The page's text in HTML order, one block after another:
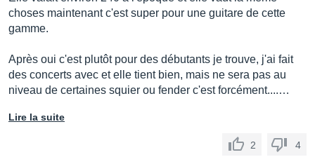
choses maintenant c'est super pour une guitare de cette
gamme.
Après oui c'est plutôt pour des débutants je trouve, j'ai fait
des concerts avec et elle tient bien, mais ne sera pas au
niveau de certaines squier ou fender c'est forcément....…
Lire la suite
2 4